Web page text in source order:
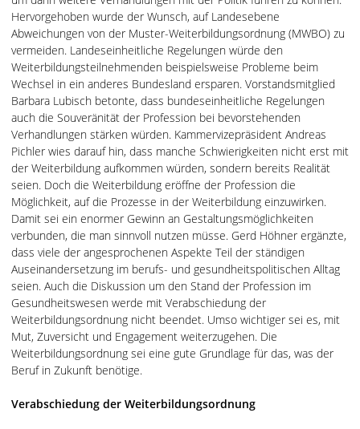
Hervorgehoben wurde der Wunsch, auf Landesebene
Abweichungen von der Muster-Weiterbildungsordnung (MWBO) zu
vermeiden. Landeseinheitliche Regelungen würde den
Weiterbildungsteilnehmenden beispielsweise Probleme beim
Wechsel in ein anderes Bundesland ersparen. Vorstandsmitglied
Barbara Lubisch betonte, dass bundeseinheitliche Regelungen
auch die Souveränität der Profession bei bevorstehenden
Verhandlungen stärken würden. Kammervizepräsident Andreas
Pichler wies darauf hin, dass manche Schwierigkeiten nicht erst mit
der Weiterbildung aufkommen würden, sondern bereits Realität
seien. Doch die Weiterbildung eröffne der Profession die
Möglichkeit, auf die Prozesse in der Weiterbildung einzuwirken.
Damit sei ein enormer Gewinn an Gestaltungsmöglichkeiten
verbunden, die man sinnvoll nutzen müsse. Gerd Höhner ergänzte,
dass viele der angesprochenen Aspekte Teil der ständigen
Auseinandersetzung im berufs- und gesundheitspolitischen Alltag
seien. Auch die Diskussion um den Stand der Profession im
Gesundheitswesen werde mit Verabschiedung der
Weiterbildungsordnung nicht beendet. Umso wichtiger sei es, mit
Mut, Zuversicht und Engagement weiterzugehen. Die
Weiterbildungsordnung sei eine gute Grundlage für das, was der
Beruf in Zukunft benötige.
Verabschiedung der Weiterbildungsordnung